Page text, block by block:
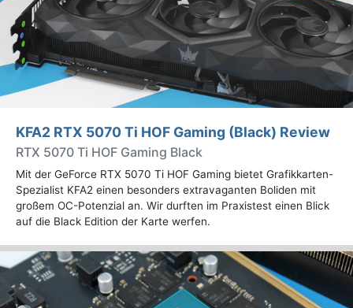
KFA2 RTX 5070 Ti HOF Gaming (Black) Review
RTX 5070 Ti HOF Gaming Black
Mit der GeForce RTX 5070 Ti HOF Gaming bietet Grafikkarten-
Spezialist KFA2 einen besonders extravaganten Boliden mit
großem OC-Potenzial an. Wir durften im Praxistest einen Blick
auf die Black Edition der Karte werfen.